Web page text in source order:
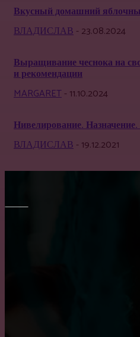
Вкусный домашний
ВЛАДИСЛАВ- 23.08.2024
Выращивание чеснока на
и рекомендации
MARGARET- 11.10.2024
Нивелирование.
ВЛАДИСЛАВ- 19.12.2021